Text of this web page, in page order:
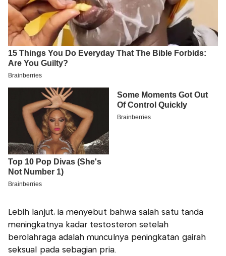
Lebih lanjut, ia menyebut bahwa salah satu tanda
meningkatnya kadar testosteron setelah
berolahraga adalah munculnya peningkatan gairah
seksual pada sebagian pria.